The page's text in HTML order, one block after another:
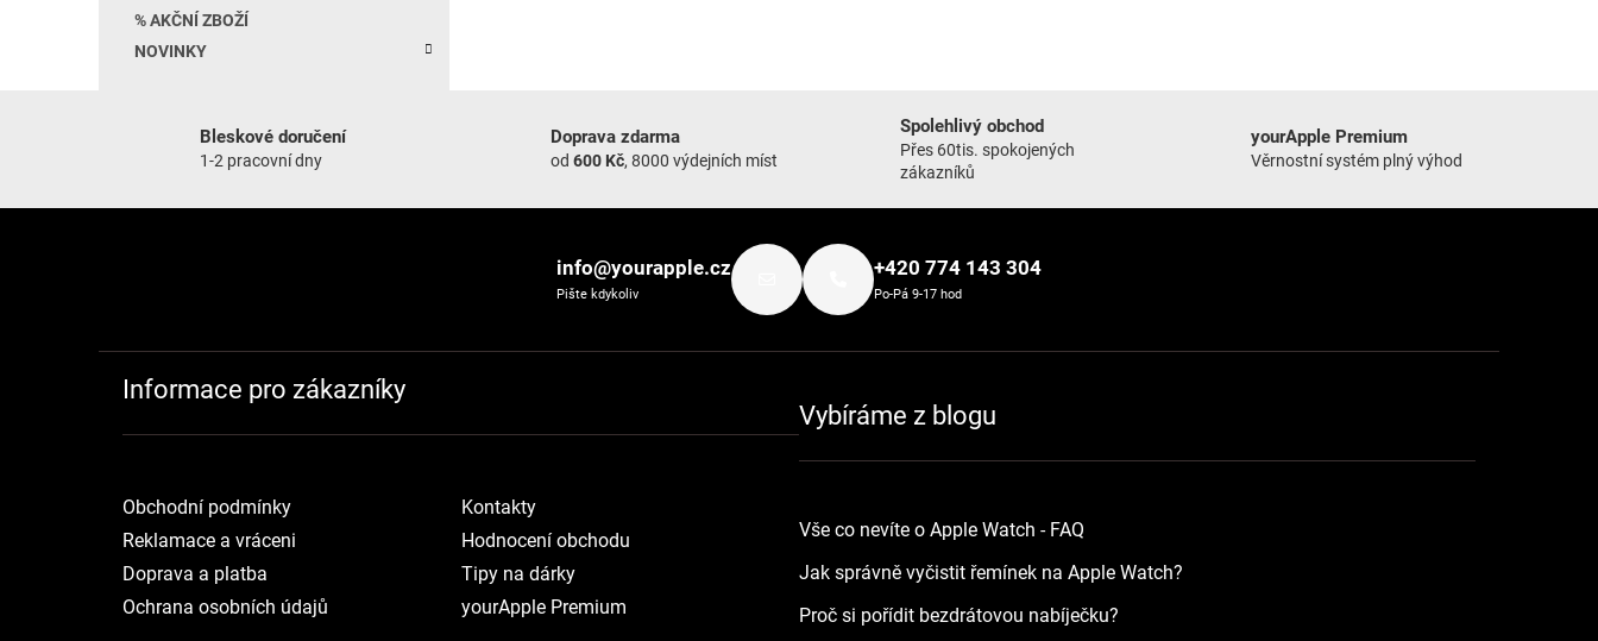
% AKČNÍ ZBOŽÍ
NOVINKY
Bleskové doručení
1-2 pracovní dny
Doprava zdarma
od 600 Kč, 8000 výdejních míst
Spolehlivý obchod
Přes 60tis. spokojených
zákazníků
yourApple Premium
Věrnostní systém plný výhod
info@yourapple.cz
Pište kdykoliv
+420 774 143 304
Po-Pá 9-17 hod
Informace pro zákazníky
Obchodní podmínky
Reklamace a vráceni
Doprava a platba
Ochrana osobních údajů
Kontakty
Hodnocení obchodu
Tipy na dárky
yourApple Premium
Vybíráme z blogu
Vše co nevíte o Apple Watch - FAQ
Jak správně vyčistit řemínek na Apple Watch?
Proč si pořídit bezdrátovou nabíječku?